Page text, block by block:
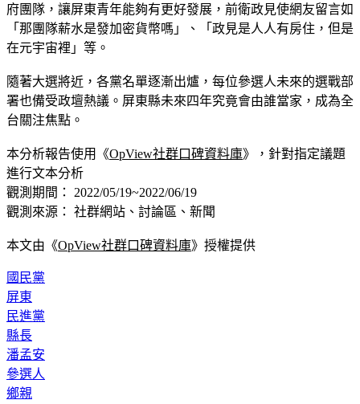
府團隊，讓屏東青年能夠有更好發展，前衛政見使網友留言如
「那團隊薪水是發加密貨幣嗎」、「政見是人人有房住，但是
在元宇宙裡」等。
隨著大選將近，各黨名單逐漸出爐，每位參選人未來的選戰部
署也備受政壇熱議。屏東縣未來四年究竟會由誰當家，成為全
台關注焦點。
本分析報告使用《OpView社群口碑資料庫》，針對指定議題
進行文本分析
觀測期間： 2022/05/19~2022/06/19
觀測來源： 社群網站、討論區、新聞
本文由《OpView社群口碑資料庫》授權提供
國民黨
屏東
民進黨
縣長
潘孟安
參選人
鄉親